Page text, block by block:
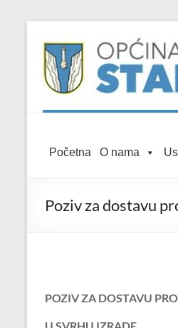
content
Općina
Službena
mrežna
Početna O nama
Poziv za dostavu
POZIV ZA DOSTAVU